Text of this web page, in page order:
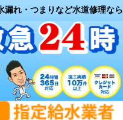
漏れ・つまりなど水道修理なら